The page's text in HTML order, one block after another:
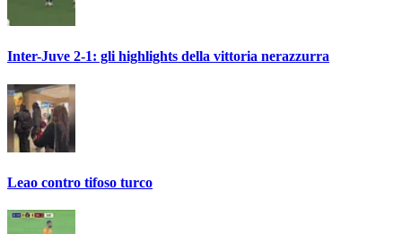
Inter-Juve 2-1: gli highlights della vittoria nerazzurra
Leao contro tifoso turco